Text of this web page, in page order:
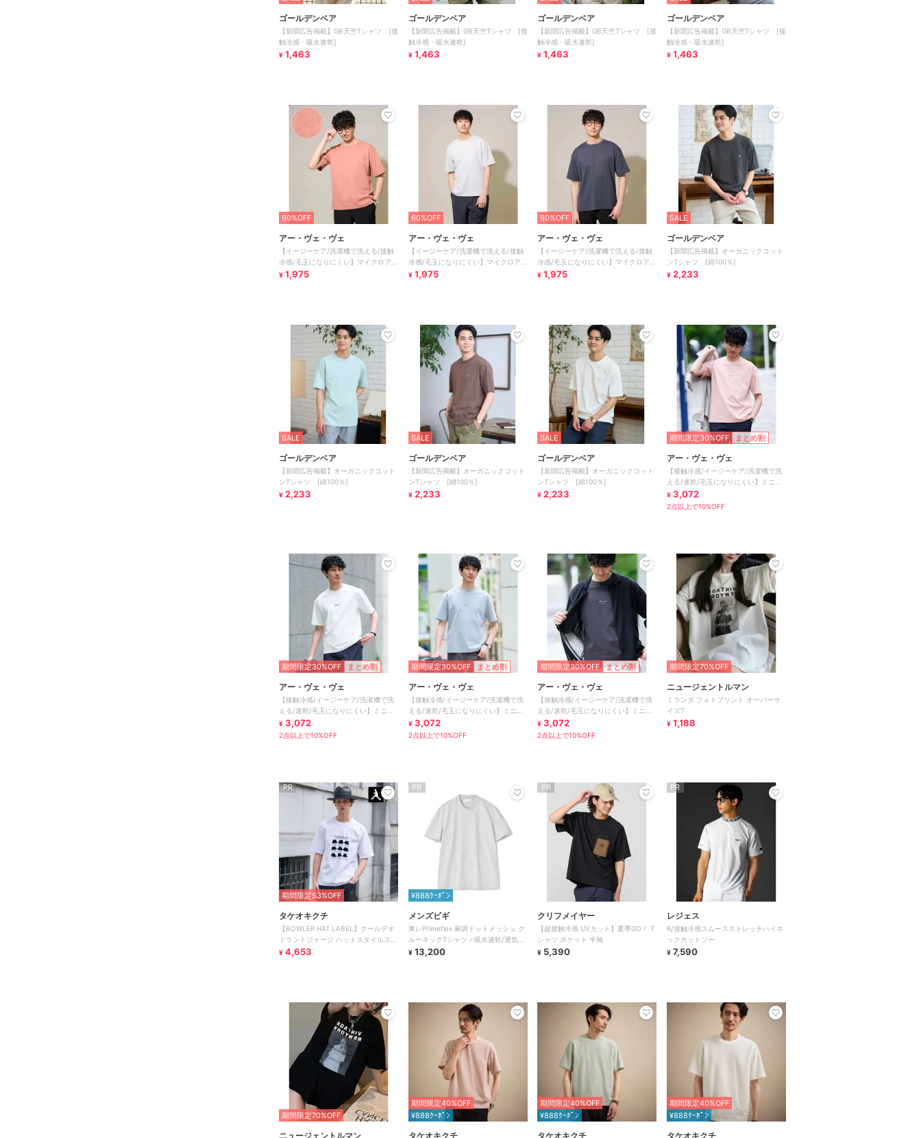
ゴールデンベア
【新聞広告掲載】GB天竺Tシャツ [接
触冷感・吸水速乾]
¥ 1,463
ゴールデンベア
【新聞広告掲載】GB天竺Tシャツ [接
触冷感・吸水速乾]
¥ 1,463
ゴールデンベア
【新聞広告掲載】GB天竺Tシャツ [接
触冷感・吸水速乾]
¥ 1,463
ゴールデンベア
【新聞広告掲載】GB天竺Tシャツ [接
触冷感・吸水速乾]
¥ 1,463
60%OFF
アー・ヴェ・ヴェ
【イージーケア/洗濯機で洗える/接触
冷感/毛玉になりにくい】マイクロアゼ
セミワイドシルエットカットソ
¥ 1,975
60%OFF
アー・ヴェ・ヴェ
【イージーケア/洗濯機で洗える/接触
冷感/毛玉になりにくい】マイクロアゼ
セミワイドシルエットカットソ
¥ 1,975
60%OFF
アー・ヴェ・ヴェ
【イージーケア/洗濯機で洗える/接触
冷感/毛玉になりにくい】マイクロアゼ
セミワイドシルエットカットソ
¥ 1,975
SALE
ゴールデンベア
【新聞広告掲載】オーガニックコット
ンTシャツ [綿100％]
¥ 2,233
SALE
ゴールデンベア
【新聞広告掲載】オーガニックコット
ンTシャツ [綿100％]
¥ 2,233
SALE
ゴールデンベア
【新聞広告掲載】オーガニックコット
ンTシャツ [綿100％]
¥ 2,233
SALE
ゴールデンベア
【新聞広告掲載】オーガニックコット
ンTシャツ [綿100％]
¥ 2,233
期間限定30%OFF まとめ割
アー・ヴェ・ヴェ
【接触冷感/イージーケア/洗濯機で洗
える/速乾/毛玉になりにくい】ミニロ
ゴプリントセミワイドシルエッ
¥ 3,072
2点以上で10%OFF
期間限定30%OFF まとめ割
アー・ヴェ・ヴェ
【接触冷感/イージーケア/洗濯機で洗
える/速乾/毛玉になりにくい】ミニロ
ゴプリントセミワイドシルエッ
¥ 3,072
2点以上で10%OFF
期間限定30%OFF まとめ割
アー・ヴェ・ヴェ
【接触冷感/イージーケア/洗濯機で洗
える/速乾/毛玉になりにくい】ミニロ
ゴプリントセミワイドシルエッ
¥ 3,072
2点以上で10%OFF
期間限定30%OFF まとめ割
アー・ヴェ・ヴェ
【接触冷感/イージーケア/洗濯機で洗
える/速乾/毛玉になりにくい】ミニロ
ゴプリントセミワイドシルエッ
¥ 3,072
2点以上で10%OFF
期間限定70%OFF
ニュージェントルマン
ミランダ フォトプリント オーバーサ
イズT
¥ 1,188
PR
期間限定53%OFF
タケオキクチ
【BOWLER HAT LABEL】クールデオ
ドラントジャージ ハットスタイルス
半袖Tシャツ
¥ 4,653
PR
¥888ｸｰﾎﾟﾝ
メンズビギ
東レPrimeflex 麻調ドットメッシュ ク
ルーネックTシャツ＜吸水速乾/通気性
＞
¥ 13,200
PR
クリフメイヤー
【超接触冷感 UVカット】夏季GO！ T
シャツ ポケット 半袖
¥ 5,390
PR
レジェス
R/接触冷感スムースストレッチハイネ
ックカットソー
¥ 7,590
期間限定70%OFF
ニュージェントルマン
期間限定40%OFF
¥888ｸｰﾎﾟﾝ
タケオキクチ
期間限定40%OFF
¥888ｸｰﾎﾟﾝ
タケオキクチ
期間限定40%OFF
¥888ｸｰﾎﾟﾝ
タケオキクチ